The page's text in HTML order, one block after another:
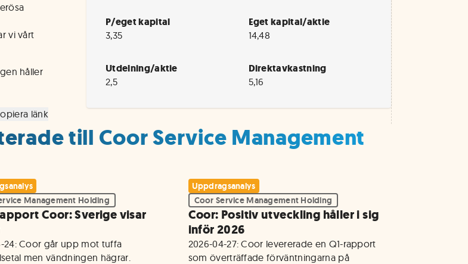
vi vårt
håller
länk
P/eget kapital
3,35
Eget kapital/aktie
14,48
Utdelning/aktie
2,5
Direktavkastning
5,16
till Coor Service Management
Management Holding
Coor: Sverige visar
24: Coor går upp mot tuffa
men vändningen hägrar.
Uppdragsanalys
Coor Service Management Holding
Coor: Positiv utveckling håller i sig
inför 2026
2026-04-27: Coor levererade en Q1-rapport
som överträffade förväntningarna på